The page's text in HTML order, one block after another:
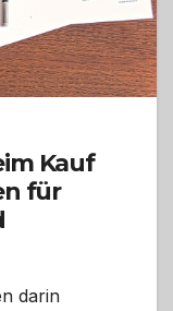
Kauf
für
darin